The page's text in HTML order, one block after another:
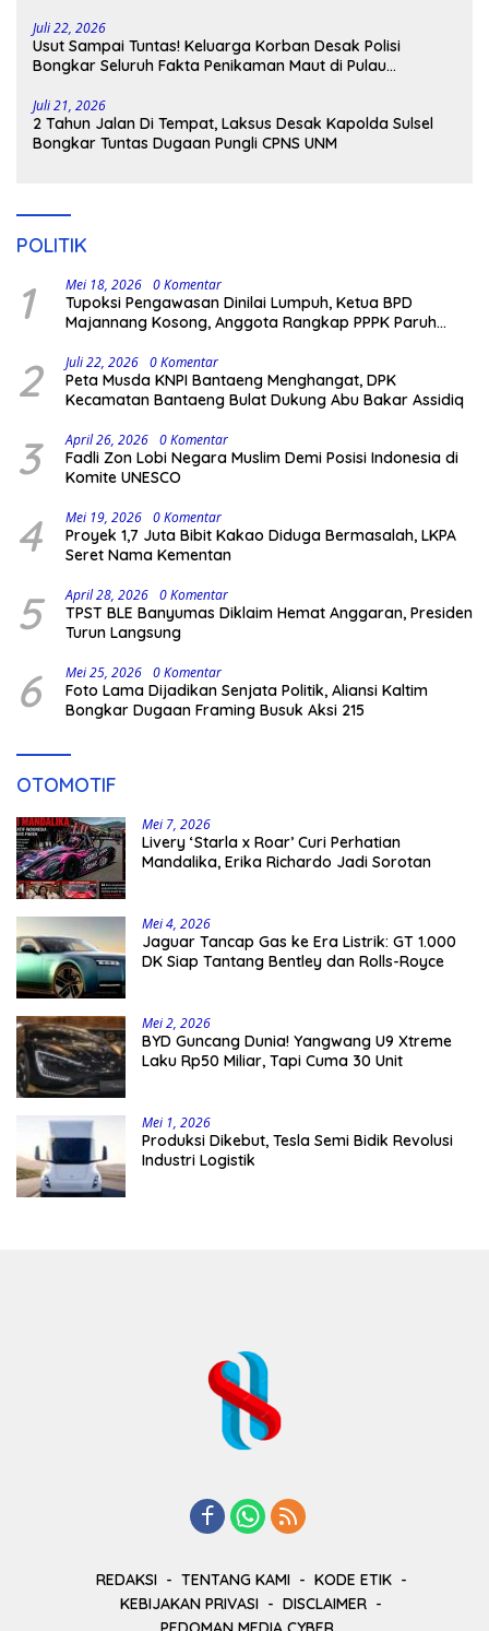
Juli 22, 2026
Usut Sampai Tuntas! Keluarga Korban Desak Polisi
Bongkar Seluruh Fakta Penikaman Maut di Pulau
Juli 21, 2026
2 Tahun Jalan Di Tempat, Laksus Desak Kapolda Sulsel
Bongkar Tuntas Dugaan Pungli CPNS UNM
POLITIK
1 Mei 18, 2026 0 Komentar
Tupoksi Pengawasan Dinilai Lumpuh, Ketua BPD
Majannang Kosong, Anggota Rangkap PPPK Paruh
2 Juli 22, 2026 0 Komentar
Peta Musda KNPI Bantaeng Menghangat, DPK
Kecamatan Bantaeng Bulat Dukung Abu Bakar Assidiq
3 April 26, 2026 0 Komentar
Fadli Zon Lobi Negara Muslim Demi Posisi Indonesia di
Komite UNESCO
4 Mei 19, 2026 0 Komentar
Proyek 1,7 Juta Bibit Kakao Diduga Bermasalah, LKPA
Seret Nama Kementan
5 April 28, 2026 0 Komentar
TPST BLE Banyumas Diklaim Hemat Anggaran, Presiden
Turun Langsung
6 Mei 25, 2026 0 Komentar
Foto Lama Dijadikan Senjata Politik, Aliansi Kaltim
Bongkar Dugaan Framing Busuk Aksi 215
OTOMOTIF
Mei 7, 2026
Livery ‘Starla x Roar’ Curi Perhatian
Mandalika, Erika Richardo Jadi Sorotan
Mei 4, 2026
Jaguar Tancap Gas ke Era Listrik: GT 1.000
DK Siap Tantang Bentley dan Rolls-Royce
Mei 2, 2026
BYD Guncang Dunia! Yangwang U9 Xtreme
Laku Rp50 Miliar, Tapi Cuma 30 Unit
Mei 1, 2026
Produksi Dikebut, Tesla Semi Bidik Revolusi
Industri Logistik
REDAKSI TENTANG KAMI
KODE ETIK
KEBIJAKAN PRIVASI
DISCLAIMER